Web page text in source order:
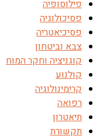
פילוסופיה
פסיכולוגיה
פסיכיאטריה
צבא וביטחון
קוגניציה וחקר המוח
קולנוע
קרימינולוגיה
רפואה
תיאטרון
תקשורת